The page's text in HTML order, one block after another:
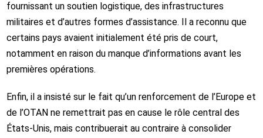
fournissant un soutien logistique, des infrastructures
militaires et d’autres formes d’assistance. Il a reconnu que
certains pays avaient initialement été pris de court,
notamment en raison du manque d’informations avant les
premières opérations.
Enfin, il a insisté sur le fait qu’un renforcement de l’Europe et
de l’OTAN ne remettrait pas en cause le rôle central des
États-Unis, mais contribuerait au contraire à consolider